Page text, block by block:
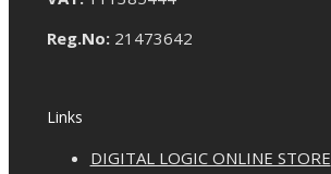
Reg.No:21473642
Links
DIGITAL LOGIC ONLINE STORE